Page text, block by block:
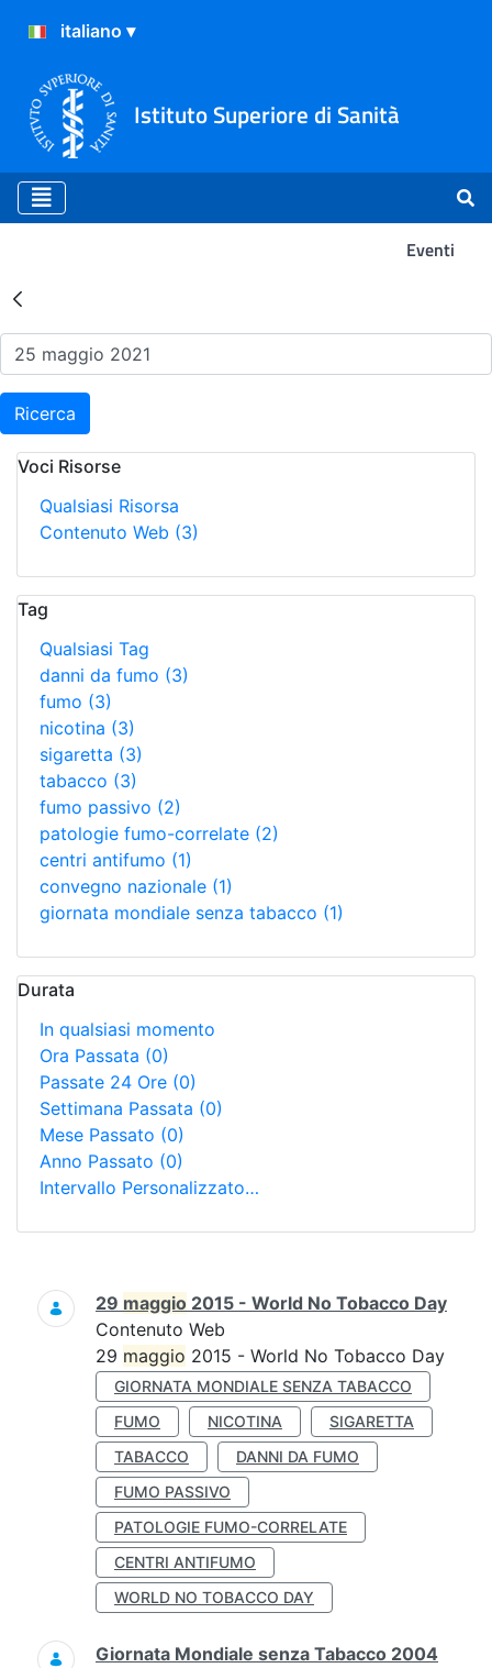
Istituto Superiore di Sanità
Eventi
Risultati della Ricerca -
Ricerca
Voci Risorse
Qualsiasi Risorsa
Contenuto Web (3)
Tag
Qualsiasi Tag
danni da fumo (3)
fumo (3)
nicotina (3)
sigaretta (3)
tabacco (3)
fumo passivo (2)
patologie fumo-correlate (2)
centri antifumo (1)
convegno nazionale (1)
giornata mondiale senza tabacco (1)
Durata
In qualsiasi momento
Ora Passata (0)
Passate 24 Ore (0)
Settimana Passata (0)
Mese Passato (0)
Anno Passato (0)
Intervallo Personalizzato…
Ricerca
29 maggio 2015 - World No Tobacco Day
Contenuto Web
29 maggio 2015 - World No Tobacco Day
GIORNATA MONDIALE SENZA TABACCO
FUMO
NICOTINA
SIGARETTA
TABACCO
DANNI DA FUMO
FUMO PASSIVO
PATOLOGIE FUMO-CORRELATE
CENTRI ANTIFUMO
WORLD NO TOBACCO DAY
Giornata Mondiale senza Tabacco 2004